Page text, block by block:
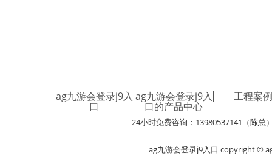
ag九游会登录j9入
口
ag九游会登录j9入
口的产品中心
工程案例
24小时免费咨询：13980537141（陈总
ag九游会登录j9入口 copyright ©